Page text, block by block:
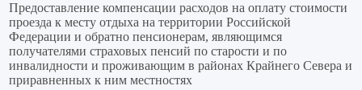
Предоставление компенсации расходов на оплату стоимости
проезда к месту отдыха на территории Российской
Федерации и обратно пенсионерам, являющимся
получателями страховых пенсий по старости и по
инвалидности и проживающим в районах Крайнего Севера и
приравненных к ним местностях